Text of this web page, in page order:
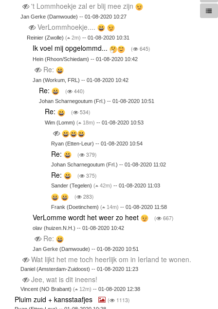
't Lommhoekje zal er blij mee zijn
Jan Gerke (Damwoude) -- 01-08-2020 10:27
VerLommhoekje....
Reinier (Zwolle) ( 2m) -- 01-08-2020 10:31
Ik voel mij opgelommd... ( 645)
Hein (Rhoon/Schiedam) -- 01-08-2020 10:42
Re:
Jan (Workum, FRL) -- 01-08-2020 10:42
Re: ( 440)
Johan Scharnegoutum (Frl.) -- 01-08-2020 10:51
Re: ( 534)
Wim (Lomm)( 18m) -- 01-08-2020 10:53
Ryan (Etten-Leur) -- 01-08-2020 10:54
Re: ( 379)
Johan Scharnegoutum (Frl.) -- 01-08-2020 11:02
Re: ( 375)
Sander (Tegelen) ( 42m) -- 01-08-2020 11:03
( 283)
Frank (Doetinchem) ( 14m) -- 01-08-2020 11:58
VerLomme wordt het weer zo heet ( 667)
olav (huizen.N.H.) -- 01-08-2020 10:42
Re:
Jan Gerke (Damwoude) -- 01-08-2020 10:51
Wat lijkt het me toch heerlijk om in Ierland te wonen.
Daniel (Amsterdam-Zuidoost) -- 01-08-2020 11:23
Jee, wat is dit ineens!
Vincent (NO Brabant)( 12m) -- 01-08-2020 12:38
Pluim zuid + kansstaafjes ( 1113)